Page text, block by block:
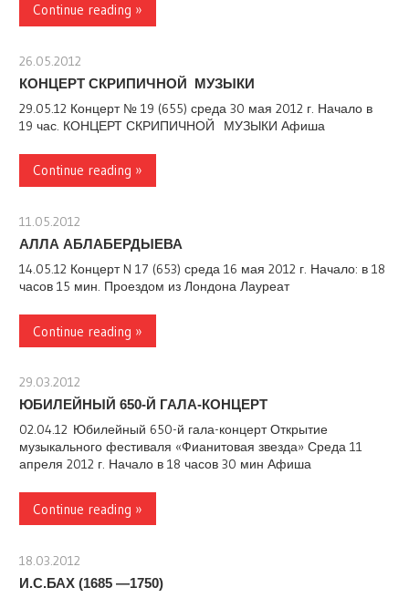
Continue reading »
26.05.2012
КОНЦЕРТ СКРИПИЧНОЙ МУЗЫКИ
29.05.12 Концерт № 19 (655) среда 30 мая 2012 г. Начало в
19 час. КОНЦЕРТ СКРИПИЧНОЙ МУЗЫКИ Афиша
Continue reading »
11.05.2012
АЛЛА АБЛАБЕРДЫЕВА
14.05.12 Концерт N 17 (653) среда 16 мая 2012 г. Начало: в 18
часов 15 мин. Проездом из Лондона Лауреат
Continue reading »
29.03.2012
ЮБИЛЕЙНЫЙ 650-Й ГАЛА-КОНЦЕРТ
02.04.12 Юбилейный 650-й гала-концерт Открытие
музыкального фестиваля «Фианитовая звезда» Среда 11
апреля 2012 г. Начало в 18 часов 30 мин Афиша
Continue reading »
18.03.2012
И.С.БАХ (1685 —1750)